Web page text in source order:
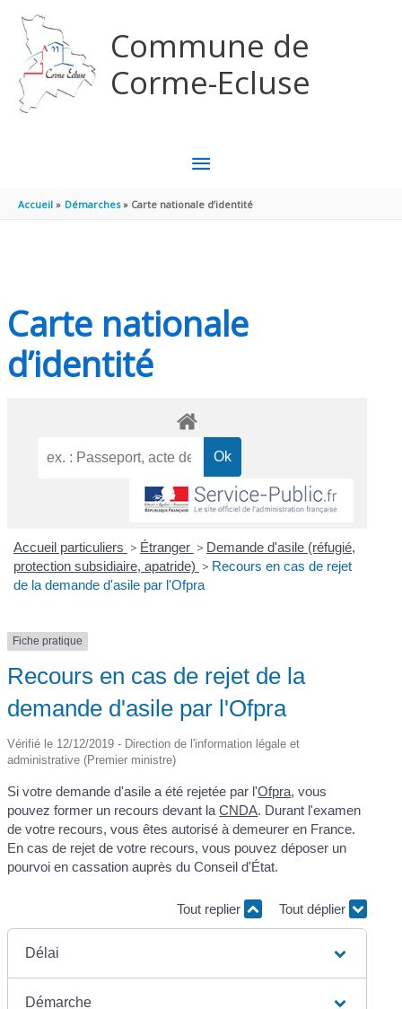
Commune de
Corme-Ecluse
MENU
PRINCIPAL
Accueil Démarches Carte nationale d’identité
Carte nationale
d’identité
Accueil particuliers > Étranger > Demande d'asile (réfugié,
protection subsidiaire, apatride) > Recours en cas de rejet
de la demande d'asile par l'Ofpra
Fiche pratique
Recours en cas de rejet de la
demande d'asile par l'Ofpra
Vérifié le 12/12/2019 - Direction de l'information légale et
administrative (Premier ministre)
Si votre demande d'asile a été rejetée par l'Ofpra, vous
pouvez former un recours devant laCNDA. Durant l'examen
de votre recours, vous êtes autorisé à demeurer en France.
En cas de rejet de votre recours, vous pouvez déposer un
pourvoi en cassation auprès du Conseil d'État.
Tout replier Tout déplier
Délai
Démarche